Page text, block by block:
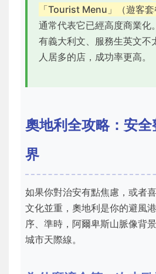
「Tourist Menu」（遊客套
通常代表它已經高度商業化
有義大利文、服務生英文不
人居多的店，成功率更高。
奧地利全攻略：安
界
如果你對治安有點焦慮，或者
文化並重，奧地利是你的避風
序、準時，阿爾卑斯山脈像背
城市天際線。